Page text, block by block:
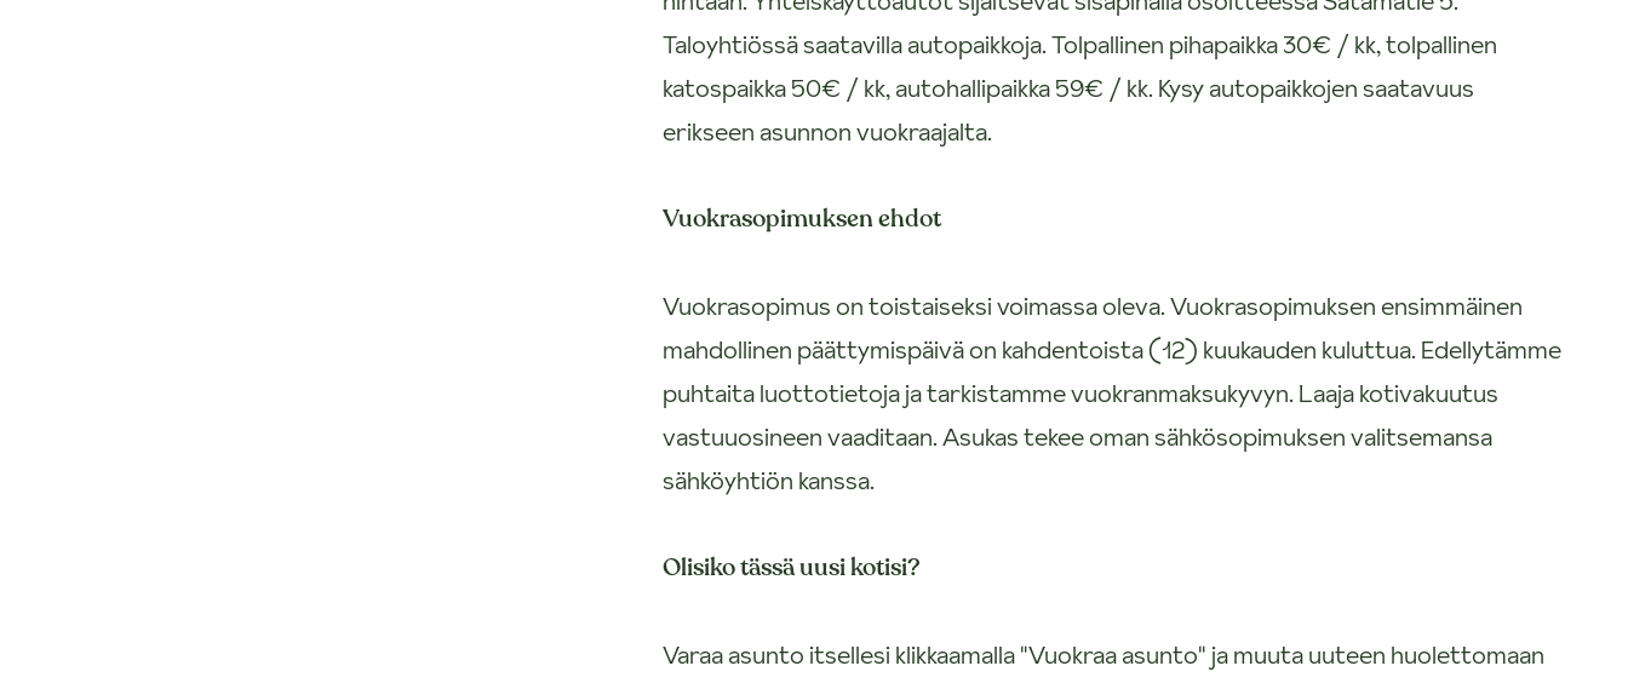
Taloyhtiössä saatavilla autopaikkoja. Tolpallinen pihapaikka 30€ / kk, tolpallinen
katospaikka 50€ / kk, autohallipaikka 59€ / kk. Kysy autopaikkojen saatavuus
erikseen asunnon vuokraajalta.
Vuokrasopimuksen ehdot
Vuokrasopimus on toistaiseksi voimassa oleva. Vuokrasopimuksen ensimmäinen
mahdollinen päättymispäivä on kahdentoista (12) kuukauden kuluttua. Edellytämme
puhtaita luottotietoja ja tarkistamme vuokranmaksukyvyn. Laaja kotivakuutus
vastuuosineen vaaditaan. Asukas tekee oman sähkösopimuksen valitsemansa
sähköyhtiön kanssa.
Olisiko tässä uusi kotisi?
Varaa asunto itsellesi klikkaamalla "Vuokraa asunto" ja muuta uuteen huolettomaan